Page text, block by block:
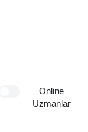
Online
Uzmanlar